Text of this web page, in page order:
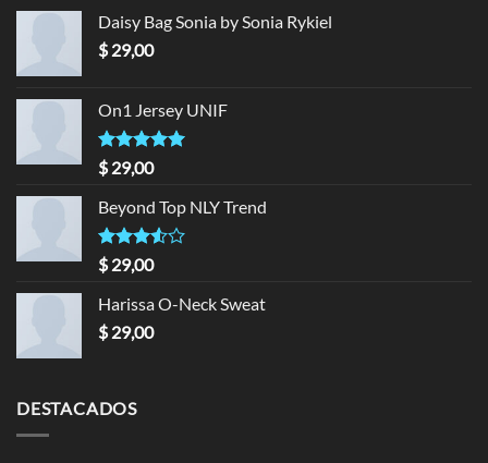
Daisy Bag Sonia by Sonia Rykiel
$29,00
On1 Jersey UNIF
Valorado en
5.00
de 5
$29,00
Beyond Top NLY Trend
Valorado
en
3.50
de 5
$29,00
Harissa O-Neck Sweat
$29,00
DESTACADOS